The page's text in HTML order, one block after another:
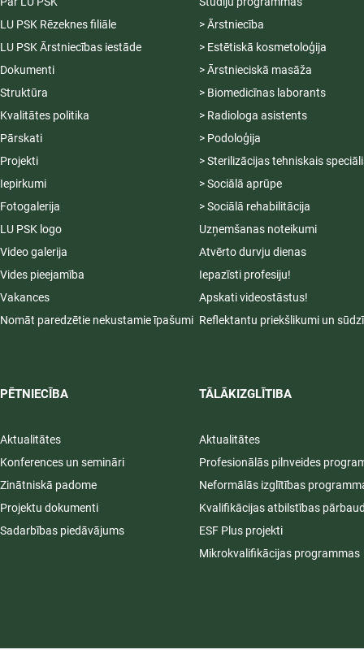
LU PSK Rēzeknes filiāle
LU PSK Ārstniecības iestāde
Dokumenti
Struktūra
Kvalitātes politika
Pārskati
Projekti
Iepirkumi
Fotogalerija
LU PSK logo
Video galerija
Vides pieejamība
Vakances
Nomāt paredzētie nekustamie īpašumi
PĒTNIECĪBA
Aktualitātes
Konferences un semināri
Zinātniskā padome
Projektu dokumenti
Sadarbības piedāvājums
> Ārstniecība
> Estētiskā kosmetoloģija
> Ārstnieciskā masāža
> Biomedicīnas laborants
> Radiologa asistents
> Podoloģija
> Sterilizācijas tehniskais
> Sociālā aprūpe
> Sociālā rehabilitācija
Uzņemšanas noteikumi
Atvērto durvju dienas
Iepazīsti profesiju!
Apskati videostāstus!
Reflektantu priekšlikumi un
TĀLĀKIZGLĪTIBA
Aktualitātes
Profesionālās pilnveides
Neformālās izglītības
Kvalifikācijas atbilstības
ESF Plus projekti
Mikrokvalifikācijas programmas